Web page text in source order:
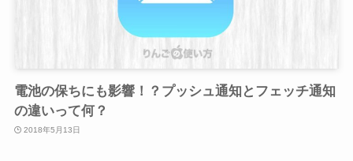
電池の保ちにも影響！？プッシュ通知とフェッチ通知
の違いって何？
2018年5月13日